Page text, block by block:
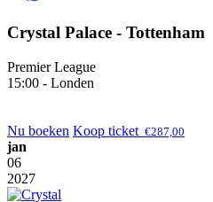
Crystal Palace - Tottenham
Premier League
15:00 - Londen
Nu boeken Koop ticket €287,00
jan
06
2027